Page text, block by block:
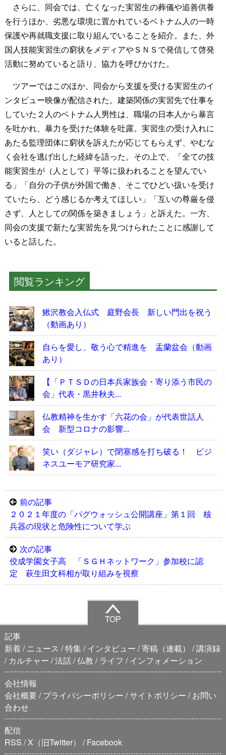
さらに、同会では、亡くなった実習生の葬儀や追善供養
を行うほか、劣悪な環境に置かれているベトナム人の一時
保護や再就職支援に取り組んでいることを紹介。また、外
国人技能実習生の窮状をメディアやＳＮＳで発信して啓発
活動に努めていると語り、協力を呼びかけた。
ツアーではこのほか、同会から支援を受ける実習生のイ
ンタビュー映像が配信された。建築関係の実習先で仕事を
していた２人のベトナム人男性は、職場の日本人から暴言
を吐かれ、暴力を受けた体験を吐露。実習生の受け入れに
あたる監理団体に窮状を訴えたが応じてもらえず、やむな
く会社を逃げ出した経緯を語った。その上で、「全ての技
能実習生が（人として）平等に扱われることを望んでい
る」「自分の子供が外国で働き、そこでひどい扱いを受け
ていたら、どう感じるか考えてほしい」「互いの尊厳を侵
さず、人としての関係を築きましょう」と訴えた。一方、
同会の支援で新たな実習先を見つけられたことに感謝して
いると話した。
閲覧ランキング
鰍沢教会入仏式 庭野会長 新しい門出を祝う
（動画あり）
自らを愛し、敬う心で精進を 盂蘭盆会（動画
あり）
【「ＰＴＳＤの日本兵家族会・寄り添う市民の
会」代表・黒井秋夫...
仏教精神を生かす「六花の会」が代表世話人
会 新型コロナの影響...
笑い（ダジャレ）で閉塞感を打ち破る！ ビジ
ネスユーモア研究家...
前の記事
２０２１年度の「パグウォッシュ公開講座」第１回 核
兵器の現状と危険性について学ぶ
次の記事
佼成学園女子高 「ＳＧＨネットワーク」参加校に認
定 萩生田文科相が取り組みを視察
TOP
記事
新着
ニュース 特集 インタビュー 寄稿（連載）
講演録
カルチャー 法話 仏教 ライフ
インフォメーション
会社情報
会社概要 プライバシーポリシー サイトポリシー
お問い
合わせ
配信
RSS X（旧Twitter） Facebook